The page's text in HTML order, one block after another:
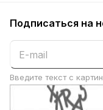
Подписаться на
Введите текст с